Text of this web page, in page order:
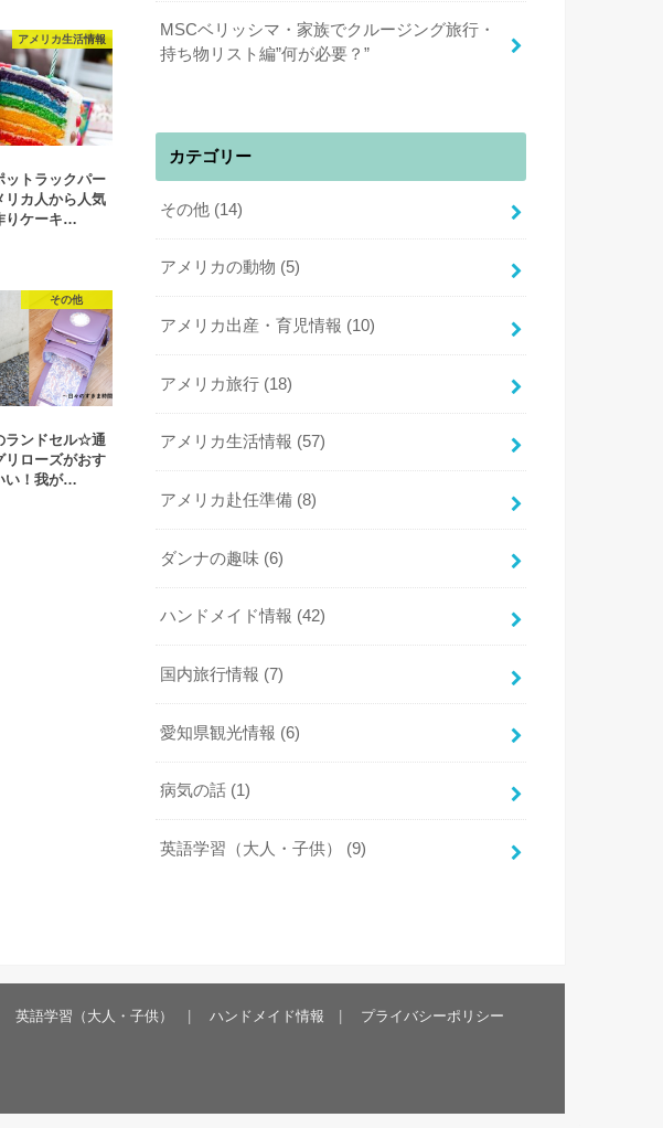
アメリカ生活情報
ットラックパー
リカ人から人気
りケーキ…
その他
ランドセル☆通
リローズがおす
い！我が…
MSCベリッシマ・家族でクルージング旅行・
持ち物リスト編”何が必要？”
カテゴリー
その他 (14)
アメリカの動物 (5)
アメリカ出産・育児情報 (10)
アメリカ旅行 (18)
アメリカ生活情報 (57)
アメリカ赴任準備 (8)
ダンナの趣味 (6)
ハンドメイド情報 (42)
国内旅行情報 (7)
愛知県観光情報 (6)
病気の話 (1)
英語学習（大人・子供） (9)
英語学習（大人・子供） ハンドメイド情報 プライバシーポリシー